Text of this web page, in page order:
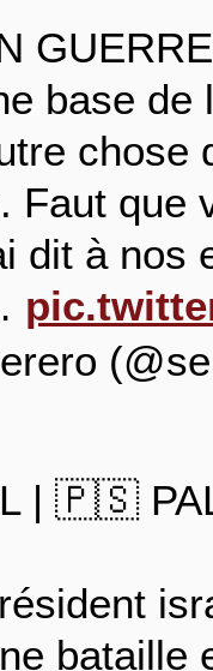
base de
chose
Faut que
dit à nos
| 🇵🇸